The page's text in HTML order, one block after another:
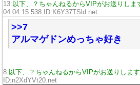
13: 以下、？ちゃんねるからVIPがお送りしま
04:04:15.538 ID:K6Y37TSld.net
>>7
アルマゲドンめっちゃ好き
8: 以下、？ちゃんねるからVIPがお送りします
ID:n2XdYVt20.net